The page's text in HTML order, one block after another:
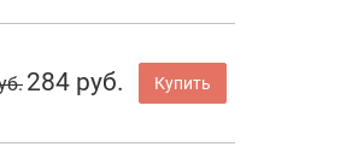
284 руб. Купить